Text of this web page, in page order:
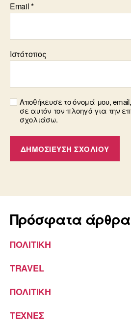
Email*
Ιστότοπος
Αποθήκευσε το όνομά μου,
σε αυτόν τον πλοηγό για την
σχολιάσω.
Πρόσφατα άρθρα
ΠΟΛΙΤΙΚΗ
TRAVEL
ΠΟΛΙΤΙΚΗ
ΤΕΧΝΕΣ